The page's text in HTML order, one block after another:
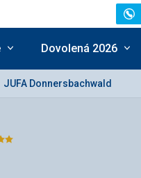
Dovolená 2026
JUFA Donnersbachwald